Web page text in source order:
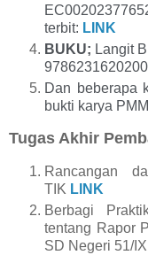
terbit: LINK
BUKU; Langit
Dan beberapa
bukti karya PMM
Tugas Akhir
Rancangan
TIK LINK
Berbagi
tentang Rapor
SD Negeri 51/